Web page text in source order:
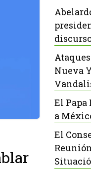
Nueva
El
a
El